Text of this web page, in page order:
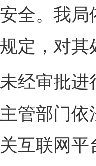
全。我
定，对
审批进
管部门
互联网